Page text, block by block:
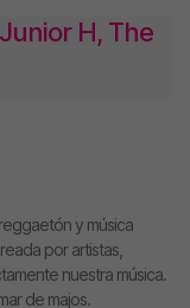
H, The
y música
por artistas,
nuestra música.
de majos.